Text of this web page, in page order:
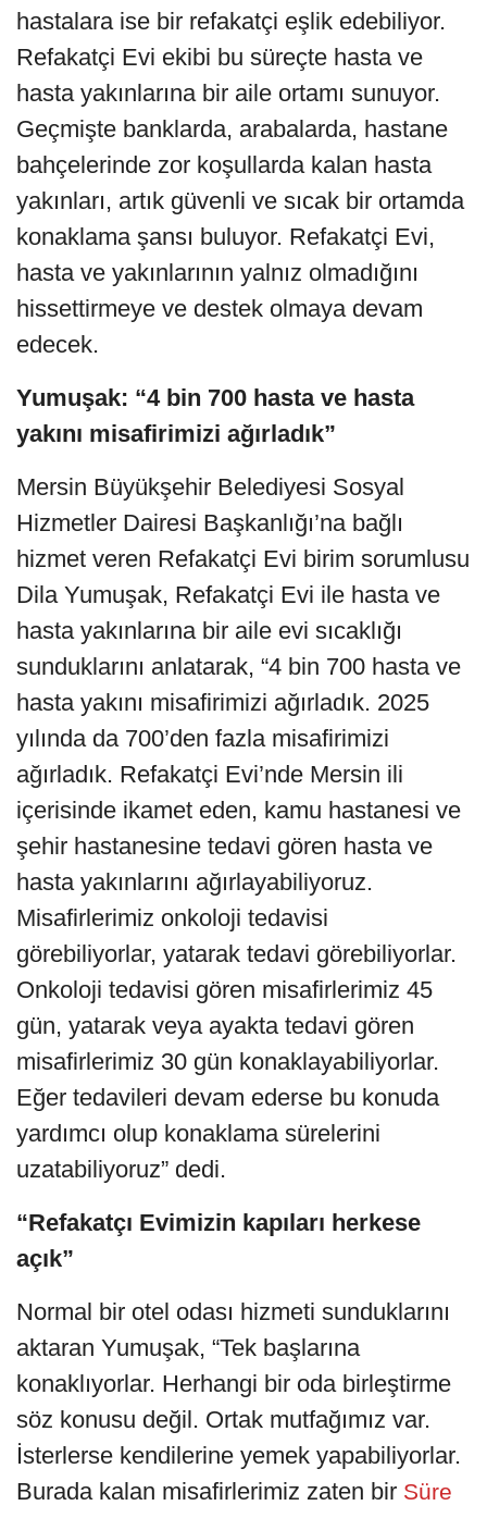
hastalara ise bir refakatçi eşlik edebiliyor.
Refakatçi Evi ekibi bu süreçte hasta ve
hasta yakınlarına bir aile ortamı sunuyor.
Geçmişte banklarda, arabalarda, hastane
bahçelerinde zor koşullarda kalan hasta
yakınları, artık güvenli ve sıcak bir ortamda
konaklama şansı buluyor. Refakatçi Evi,
hasta ve yakınlarının yalnız olmadığını
hissettirmeye ve destek olmaya devam
edecek.
Yumuşak: “4 bin 700 hasta ve hasta
yakını misafirimizi ağırladık”
Mersin Büyükşehir Belediyesi Sosyal
Hizmetler Dairesi Başkanlığı’na bağlı
hizmet veren Refakatçi Evi birim sorumlusu
Dila Yumuşak, Refakatçi Evi ile hasta ve
hasta yakınlarına bir aile evi sıcaklığı
sunduklarını anlatarak, “4 bin 700 hasta ve
hasta yakını misafirimizi ağırladık. 2025
yılında da 700’den fazla misafirimizi
ağırladık. Refakatçi Evi’nde Mersin ili
içerisinde ikamet eden, kamu hastanesi ve
şehir hastanesine tedavi gören hasta ve
hasta yakınlarını ağırlayabiliyoruz.
Misafirlerimiz onkoloji tedavisi
görebiliyorlar, yatarak tedavi görebiliyorlar.
Onkoloji tedavisi gören misafirlerimiz 45
gün, yatarak veya ayakta tedavi gören
misafirlerimiz 30 gün konaklayabiliyorlar.
Eğer tedavileri devam ederse bu konuda
yardımcı olup konaklama sürelerini
uzatabiliyoruz” dedi.
“Refakatçı Evimizin kapıları herkese
açık”
Normal bir otel odası hizmeti sunduklarını
aktaran Yumuşak, “Tek başlarına
konaklıyorlar. Herhangi bir oda birleştirme
söz konusu değil. Ortak mutfağımız var.
İsterlerse kendilerine yemek yapabiliyorlar.
Burada kalan misafirlerimiz zaten bir Süre